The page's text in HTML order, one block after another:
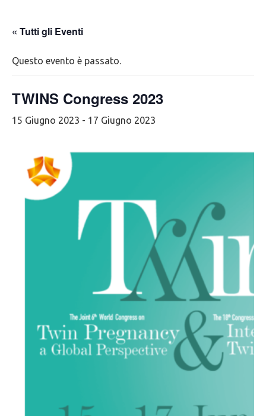
« Tutti gli Eventi
Questo evento è passato.
TWINS Congress 2023
15 Giugno 2023 - 17 Giugno 2023